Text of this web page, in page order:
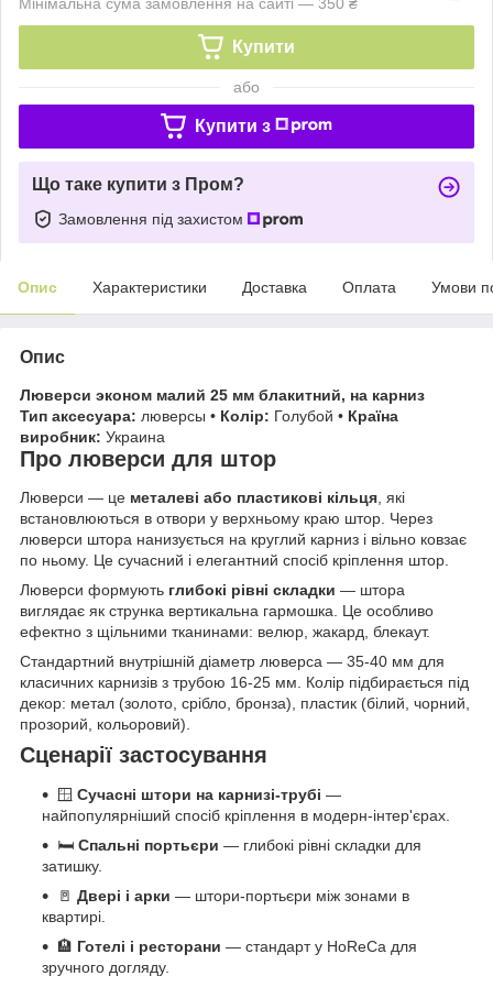
Купити
або
Купити з
Що таке купити з Пром?
Замовлення під захистом
Опис Характеристики Доставка Оплата Умови
Опис
Люверси эконом малий 25 мм блакитний, на карниз
Тип аксесуара: люверсы • Колір: Голубой • Країна
виробник: Украина
Про люверси для штор
Люверси — це металеві або пластикові кільця, які
встановлюються в отвори у верхньому краю штор. Через
люверси штора нанизується на круглий карниз і вільно ковзає
по ньому. Це сучасний і елегантний спосіб кріплення штор.
Люверси формують глибокі рівні складки — штора
виглядає як струнка вертикальна гармошка. Це особливо
ефектно з щільними тканинами: велюр, жакард, блекаут.
Стандартний внутрішній діаметр люверса — 35-40 мм для
класичних карнизів з трубою 16-25 мм. Колір підбирається під
декор: метал (золото, срібло, бронза), пластик (білий, чорний,
прозорий, кольоровий).
Сценарії застосування
🪟 Сучасні штори на карнизі-трубі —
найпопулярніший спосіб кріплення в модерн-інтер'єрах.
🛏️ Спальні портьєри — глибокі рівні складки для
затишку.
🚪 Двері і арки — штори-портьєри між зонами в
квартирі.
🏨 Готелі і ресторани — стандарт у HoReCa для
зручного догляду.